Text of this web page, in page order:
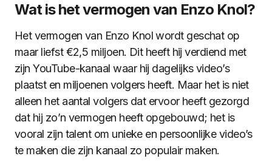
Wat is het vermogen van Enzo Knol?
Het vermogen van Enzo Knol wordt geschat op
maar liefst €2,5 miljoen. Dit heeft hij verdiend met
zijn YouTube-kanaal waar hij dagelijks video’s
plaatst en miljoenen volgers heeft. Maar het is niet
alleen het aantal volgers dat ervoor heeft gezorgd
dat hij zo’n vermogen heeft opgebouwd; het is
vooral zijn talent om unieke en persoonlijke video’s
te maken die zijn kanaal zo populair maken.